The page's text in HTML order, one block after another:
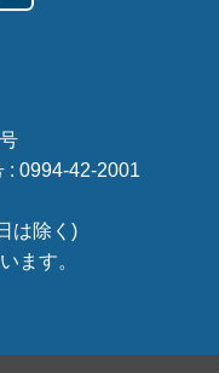
: 0994-42-2001
は除く)
ます。